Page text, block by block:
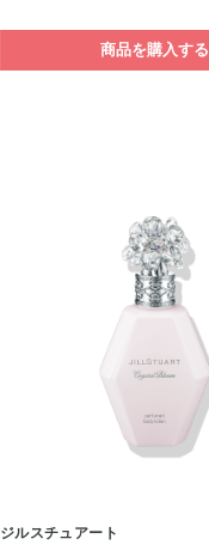
商品を購入する
ジルスチュアート